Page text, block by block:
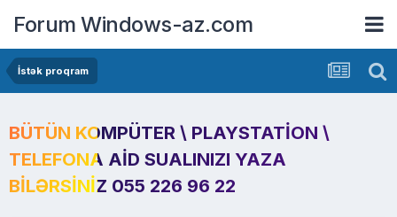
Forum Windows-az.com
İstək proqram
BÜTÜN KOMPÜTER \ PLAYSTATION \
TELEFONA AID SUALINIZI YAZA
BILƏRSINIZ 055 226 96 22